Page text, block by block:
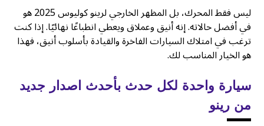
ليس فقط المحرك، بل المظهر الخارجي لرينو كوليوس 2025 هو
في أفضل حالاته. إنه أنيق وعملاق ويعطي انطباعًا نهائيًا. إذا كنت
ترغب في امتلاك السيارات الفاخرة والقيادة بأسلوب أنيق، فهذا
هو الخيار المناسب لك.
سيارة واحدة لكل حدث بأحدث اصدار جديد
من رينو